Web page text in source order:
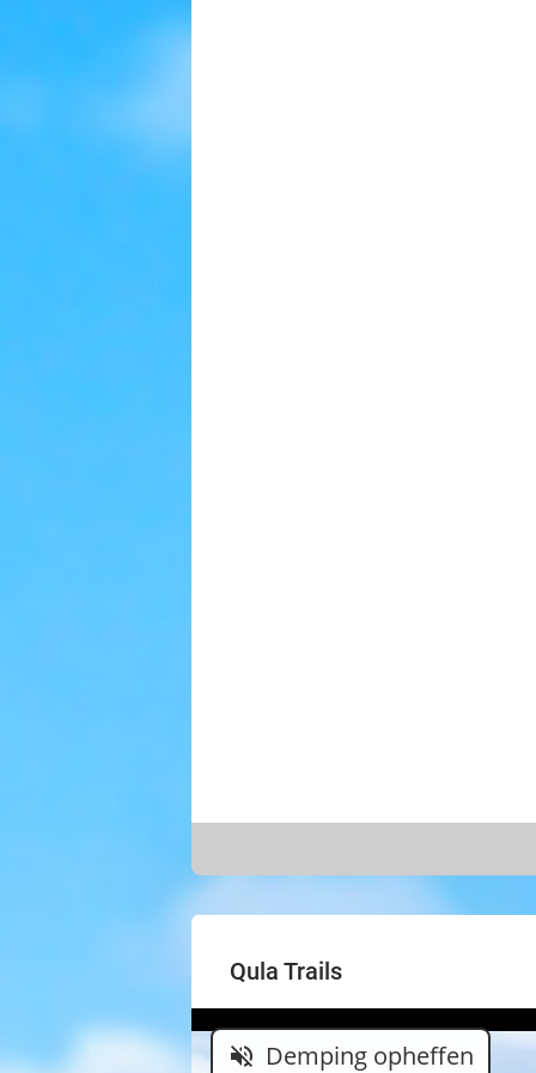
Qula Trails
volume_off Demping opheffen